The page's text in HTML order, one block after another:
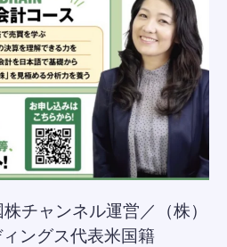
チャンネル運営／（株）
ングス代表米国籍